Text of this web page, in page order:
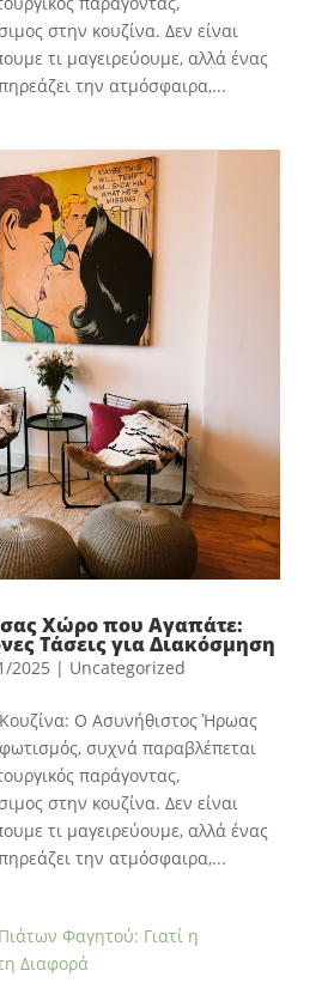
στην κουζίνα. Δεν είναι
τι μαγειρεύουμε, αλλά ένας
την ατμόσφαιρα,...
σας Χώρο που Αγαπάτε:
Τάσεις για Διακόσμηση
2025 | Uncategorized
Ο Ασυνήθιστος Ήρωας
συχνά παραβλέπεται
παράγοντας,
στην κουζίνα. Δεν είναι
τι μαγειρεύουμε, αλλά ένας
την ατμόσφαιρα,...